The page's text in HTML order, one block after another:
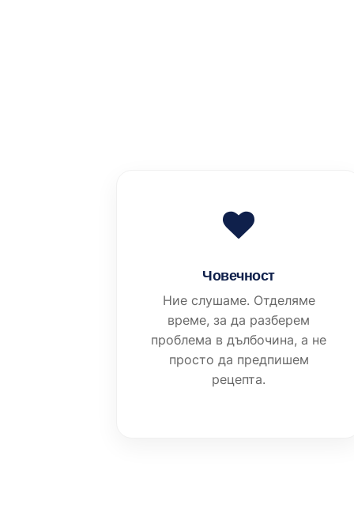
Човечност
Ние слушаме. Отделяме
време, за да разберем
проблема в дълбочина, а не
просто да предпишем
рецепта.